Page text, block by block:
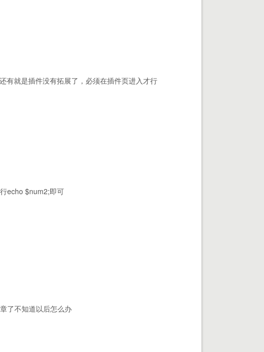
有就是插件没有拓展了，必须在插件页进入才行
echo $num2;即可
了不知道以后怎么办